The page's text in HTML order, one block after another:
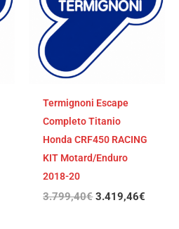
3.811,49€.
Termignoni Escape
Completo Titanio
Honda CRF450 RACING
KIT Motard/Enduro
2018-20
3.799,40€
3.799,40€.
3.419,46€